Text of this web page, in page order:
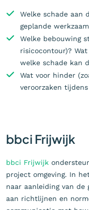
Welke schade aan
geplande
Welke bebouwing
risicocontour)?
welke schade kan
Wat voor hinder
veroorzaken
bbci Frijwijk
bbci Frijwijk
project omgeving. In
naar aanleiding van de
aan richtlijnen en